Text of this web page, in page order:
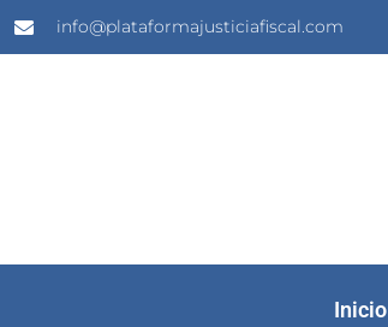
info@plataformajusticiafiscal.com
Inicio